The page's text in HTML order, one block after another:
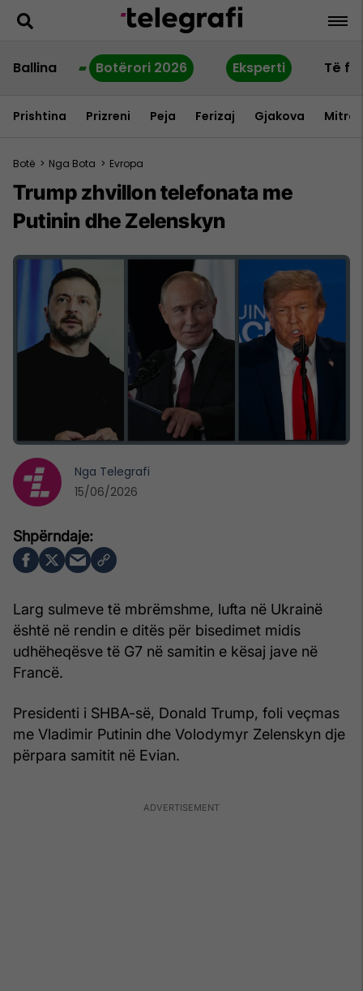
Ballina Botërori 2026 Eksperti Të
Prishtina Prizreni Peja Ferizaj Gjakova
Botë > Nga Bota > Evropa
Trump zhvillon telefonata me
Putinin dhe Zelenskyn
Larg sulmeve të mbrëmshme, lufta në Ukrainë
është në rendin e ditës për bisedimet midis
udhëheqësve të G7 në samitin e kësaj jave në
Francë.
Presidenti i SHBA-së, Donald Trump, foli veçmas
me Vladimir Putinin dhe Volodymyr Zelenskyn dje
përpara samitit në Evian.
Nga Telegrafi
15/06/2026